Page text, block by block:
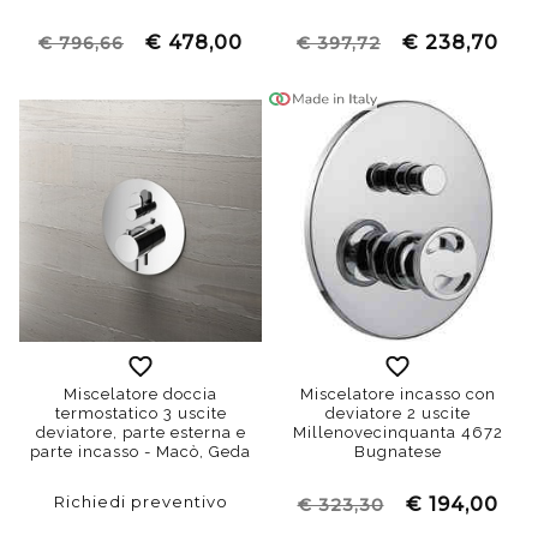
€ 796,66 € 478,00 € 397,72 € 238,70
Miscelatore doccia
termostatico 3 uscite
deviatore, parte esterna e
parte incasso - Macò, Geda
Richiedi preventivo
Miscelatore incasso con
deviatore 2 uscite
Millenovecinquanta 4672
Bugnatese
€ 323,30 € 194,00